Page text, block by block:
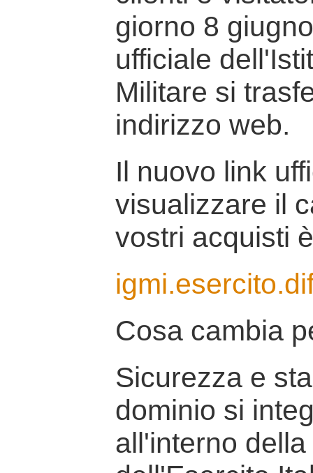
giorno 8
ufficiale
Militare si
indirizzo web.
Il nuovo link
visualizzare il
vostri acquisti
Cosa cambia
Sicurezza e
dominio si
all'interno